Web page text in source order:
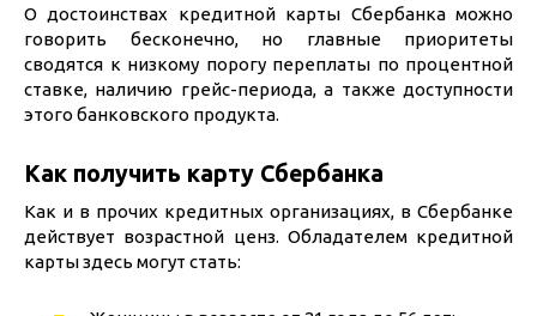
О достоинствах кредитной карты Сбербанка можно
говорить бесконечно, но главные приоритеты
сводятся к низкому порогу переплаты по процентной
ставке, наличию грейс-периода, а также доступности
этого банковского продукта.
Как получить карту Сбербанка
Как и в прочих кредитных организациях, в Сбербанке
действует возрастной ценз. Обладателем кредитной
карты здесь могут стать: